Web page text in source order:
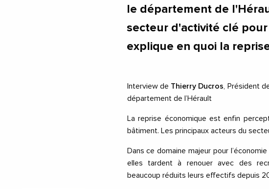
le département de
secteur d'activité clé
explique en quoi la
Interview de Thierry Ducros, Président
département de l’Hérault
La reprise économique est enfin
bâtiment. Les principaux acteurs du
Dans ce domaine majeur pour
elles tardent à renouer avec des
beaucoup réduits leurs effectifs depuis